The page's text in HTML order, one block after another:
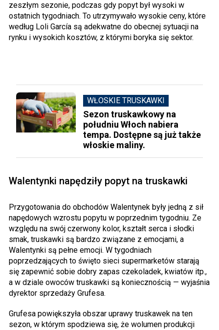
zeszłym sezonie, podczas gdy popyt był wysoki w
ostatnich tygodniach. To utrzymywało wysokie ceny, które
według Loli García są adekwatne do obecnej sytuacji na
rynku i wysokich kosztów, z którymi boryka się sektor.
WŁOSKIE TRUSKAWKI
Sezon truskawkowy na
południu Włoch nabiera
tempa. Dostępne są już także
włoskie maliny.
Walentynki napędziły popyt na truskawki
Przygotowania do obchodów Walentynek były jedną z sił
napędowych wzrostu popytu w poprzednim tygodniu. Ze
względu na swój czerwony kolor, kształt serca i słodki
smak, truskawki są bardzo związane z emocjami, a
Walentynki są pełne emocji. W tygodniach
poprzedzających to święto sieci supermarketów starają
się zapewnić sobie dobry zapas czekoladek, kwiatów itp.,
a w dziale owoców truskawki są koniecznością — wyjaśnia
dyrektor sprzedaży Grufesa.
Grufesa powiększyła obszar uprawy truskawek na ten
sezon, w którym spodziewa się, że wolumen produkcji